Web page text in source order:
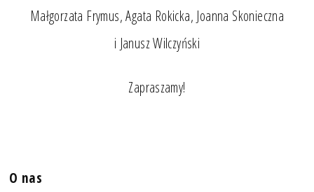
Małgorzata Frymus, Agata Rokicka, Joanna Skonieczna
i Janusz Wilczyński
Zapraszamy!
O nas